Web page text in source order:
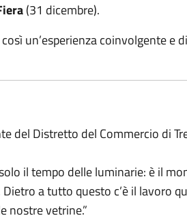
(31 dicembre).
un’esperienza coinvolgente e
del Distretto del Commercio di
il tempo delle luminarie: è il
Dietro a tutto questo c’è il lavoro
nostre vetrine.”